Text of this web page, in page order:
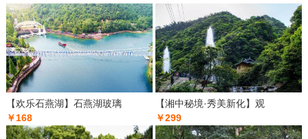
【欢乐石燕湖】石燕湖玻璃
￥168
【湘中秘境·秀美新化】观
￥299